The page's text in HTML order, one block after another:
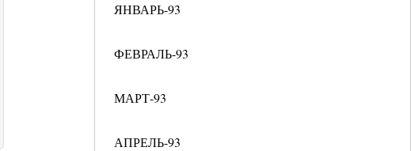
ЯНВАРЬ-93
ФЕВРАЛЬ-93
МАРТ-93
АПРЕЛЬ-93